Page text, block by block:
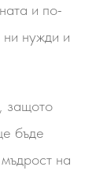
и по-
нужди и
защото
бъде
на